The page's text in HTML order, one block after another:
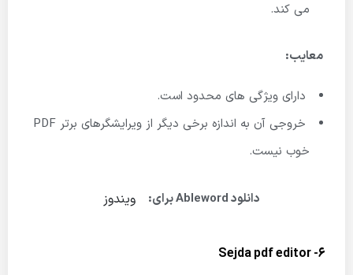
می کند.
معایب:
دارای ویژگی های محدود است.
خروجی آن به اندازه برخی دیگر از ویرایشگرهای برتر PDF
خوب نیست.
دانلود Ableword برای: ویندوز
6- Sejda pdf editor